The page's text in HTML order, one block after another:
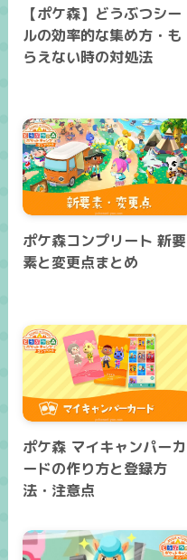
【ポケ森】どうぶつシー
ルの効率的な集め方・も
らえない時の対処法
ポケ森コンプリート 新要
素と変更点まとめ
ポケ森 マイキャンパーカ
ードの作り方と登録方
法・注意点